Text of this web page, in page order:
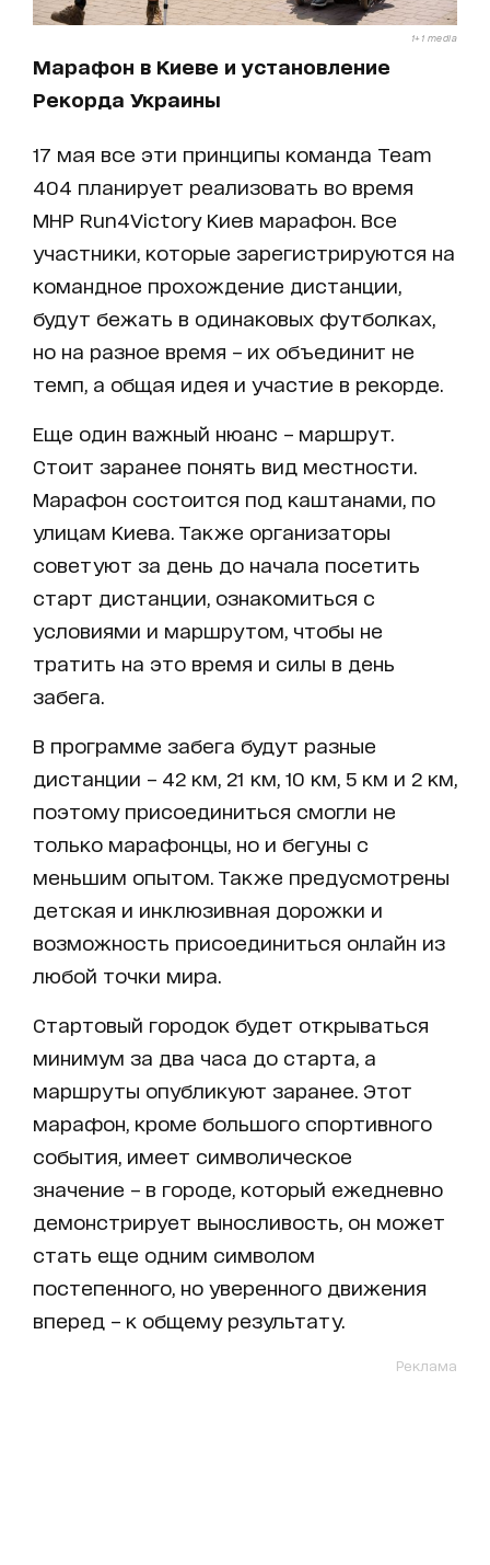
1+1 media
Марафон в Киеве и установление
Рекорда Украины
17 мая все эти принципы команда Team
404 планирует реализовать во время
MHP Run4Victory Киев марафон. Все
участники, которые зарегистрируются на
командное прохождение дистанции,
будут бежать в одинаковых футболках,
но на разное время – их объединит не
темп, а общая идея и участие в рекорде.
Еще один важный нюанс – маршрут.
Стоит заранее понять вид местности.
Марафон состоится под каштанами, по
улицам Киева. Также организаторы
советуют за день до начала посетить
старт дистанции, ознакомиться с
условиями и маршрутом, чтобы не
тратить на это время и силы в день
забега.
В программе забега будут разные
дистанции – 42 км, 21 км, 10 км, 5 км и 2 км,
поэтому присоединиться смогли не
только марафонцы, но и бегуны с
меньшим опытом. Также предусмотрены
детская и инклюзивная дорожки и
возможность присоединиться онлайн из
любой точки мира.
Стартовый городок будет открываться
минимум за два часа до старта, а
маршруты опубликуют заранее. Этот
марафон, кроме большого спортивного
события, имеет символическое
значение – в городе, который ежедневно
демонстрирует выносливость, он может
стать еще одним символом
постепенного, но уверенного движения
вперед – к общему результату.
Реклама